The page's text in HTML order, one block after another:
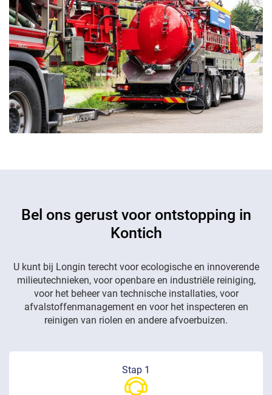
Bel ons gerust voor ontstopping in
Kontich
U kunt bij Longin terecht voor ecologische en innoverende
milieutechnieken, voor openbare en industriële reiniging,
voor het beheer van technische installaties, voor
afvalstoffenmanagement en voor het inspecteren en
reinigen van riolen en andere afvoerbuizen.
Stap 1